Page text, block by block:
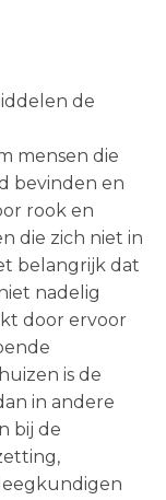
de
mensen die
bevinden en
rook en
die zich niet in
belangrijk dat
nadelig
door ervoor
is de
in andere
bij de